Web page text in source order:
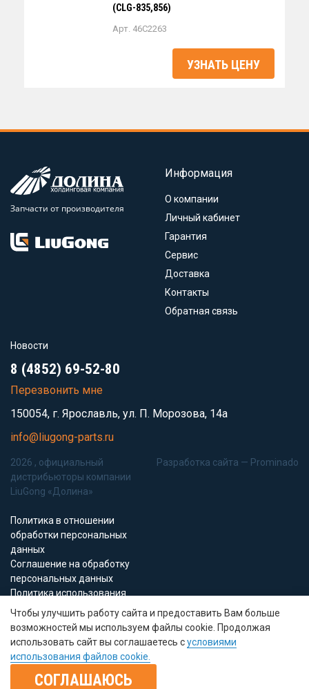
(CLG-835,856)
Арт. 46C2263
УЗНАТЬ ЦЕНУ
Запчасти от производителя
Информация
О компании
Личный кабинет
Гарантия
Сервис
Доставка
Контакты
Обратная связь
Новости
8 (4852) 69-52-80
Перезвонить мне
150054, г. Ярославль, ул. П. Морозова, 14а
info@liugong-parts.ru
2026 , официальный
дистрибьюторы компании
LiuGong «Долина»
Политика в отношении
обработки персональных
данных
Соглашение на обработку
персональных данных
Политика использования
Cookie-файлов
Разработка сайта — Prominado
Все материалы данного сайта являются объектами авторского права (в
том числе дизайн). Запрещается копирование, распространение (в том
числе путем копирования на другие сайты и ресурсы в Интернете) или
любое иное использование информации и объектов без
предварительного согласия правообладателя.
Чтобы улучшить работу сайта и предоставить Вам больше
возможностей мы используем файлы cookie. Продолжая
использовать сайт вы соглашаетесь сусловиями
использования файлов cookie.
СОГЛАШАЮСЬ